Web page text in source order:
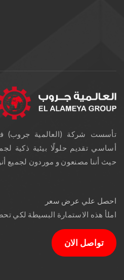
أساسي تقديم حلولًا بيئية ذكية
حيث أننا مصنعون و موردون لجميع
احصل علي عرض سعر
املأ هذه الاستمارة البسيطة
تواصل الان